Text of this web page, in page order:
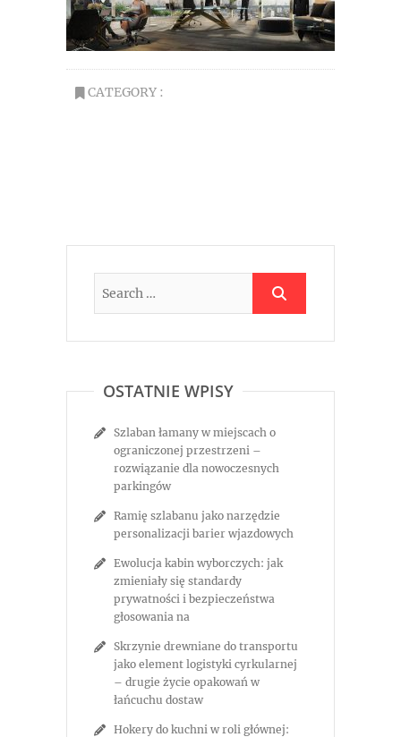
CATEGORY :
OSTATNIE WPISY
Szlaban łamany w miejscach o
ograniczonej przestrzeni –
rozwiązanie dla nowoczesnych
parkingów
Ramię szlabanu jako narzędzie
personalizacji barier wjazdowych
Ewolucja kabin wyborczych: jak
zmieniały się standardy
prywatności i bezpieczeństwa
głosowania na
Skrzynie drewniane do transportu
jako element logistyki cyrkularnej
– drugie życie opakowań w
łańcuchu dostaw
Hokery do kuchni w roli głównej: